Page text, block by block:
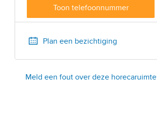
Toon telefoonnummer
Plan een bezichtiging
Meld een fout over deze horecaruimte